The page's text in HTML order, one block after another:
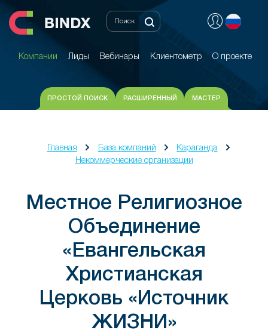
Компании Лиды Вебинары Клиентометр О проекте
Компании Лиды Вебинары Клиентометр О проекте
ПРОСТОЙ ПОИСК РАСШИРЕННЫЙ МАСТЕР
Главная База компаний
Караганда
Некоммерческие организации
Местное Религиозное
Объединение
«Евангельская
Христианская
Церковь «Источник
ЖИЗНИ»